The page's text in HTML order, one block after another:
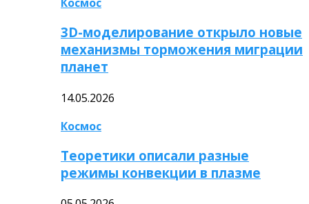
Космос
3D-моделирование открыло новые
механизмы торможения миграции
планет
14.05.2026
Космос
Теоретики описали разные
режимы конвекции в плазме